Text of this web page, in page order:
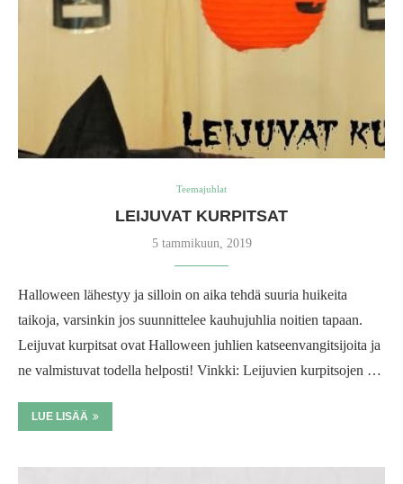
Teemajuhlat
LEIJUVAT KURPITSAT
5 tammikuun, 2019
Halloween lähestyy ja silloin on aika tehdä suuria huikeita
taikoja, varsinkin jos suunnittelee kauhujuhlia noitien tapaan.
Leijuvat kurpitsat ovat Halloween juhlien katseenvangitsijoita ja
ne valmistuvat todella helposti! Vinkki: Leijuvien kurpitsojen …
LUE LISÄÄ